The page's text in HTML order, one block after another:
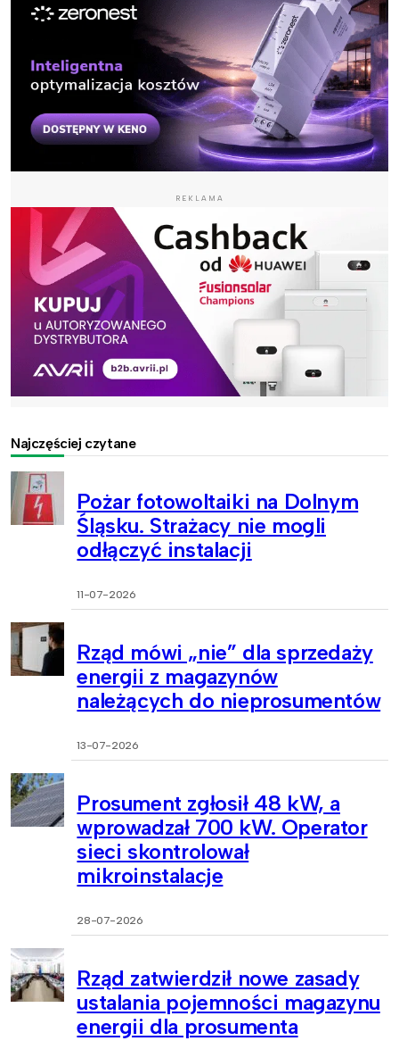
REKLAMA
Najczęściej czytane
Pożar fotowoltaiki na Dolnym
Śląsku. Strażacy nie mogli
odłączyć instalacji
11-07-2026
Rząd mówi „nie” dla sprzedaży
energii z magazynów
należących do nieprosumentów
13-07-2026
Prosument zgłosił 48 kW, a
wprowadzał 700 kW. Operator
sieci skontrolował
mikroinstalacje
28-07-2026
Rząd zatwierdził nowe zasady
ustalania pojemności magazynu
energii dla prosumenta